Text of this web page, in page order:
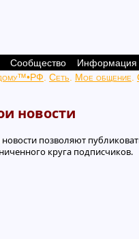
новости
позволяют
круга подписчиков.
Сообщество Информация
Сеть Мое общение